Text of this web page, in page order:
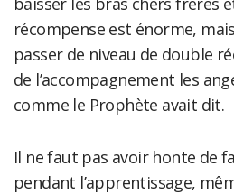
récompense est énorme,
passer de niveau de double
de l’accompagnement les
comme le Prophète avait dit.
Il ne faut pas avoir honte de
pendant l’apprentissage,